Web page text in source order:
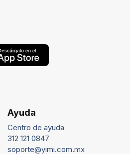
Ayuda
Centro de ayuda
312 121 0847
soporte@yimi.com.mx